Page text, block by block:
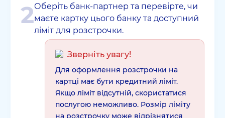
2Оберіть банк-партнер та перевірте, чи
маєте картку цього банку та доступний
ліміт для розстрочки.
Зверніть увагу!
Для оформлення розстрочки на
картці має бути кредитний ліміт.
Якщо ліміт відсутній, скористатися
послугою неможливо. Розмір ліміту
на розстрочку може відрізнятися